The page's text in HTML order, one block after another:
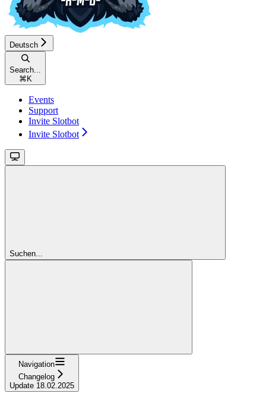
Deutsch
Search...
⌘ K
Events
Support
Invite Slotbot
Invite Slotbot
Suchen...
Navigation
Changelog
Update 18.02.2025